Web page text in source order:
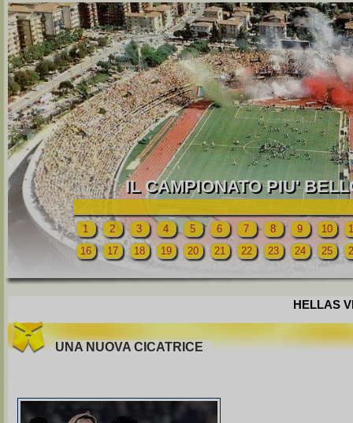
IL CAMPIONATO PIU'
1 2 3 4 5 6 7 8 9 10
16
17 18 19 20 21 22 23 24 25
HELLAS
UNA NUOVA CICATRICE